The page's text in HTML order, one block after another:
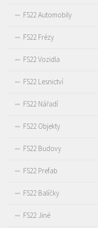
FS22 Automobily
FS22 Frézy
FS22 Vozidla
FS22 Lesnictví
FS22 Nářadí
FS22 Objekty
FS22 Budovy
FS22 Prefab
FS22 Balíčky
FS22 Jiné